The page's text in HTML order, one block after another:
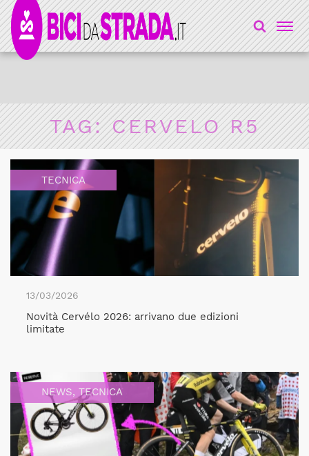
TAG:CERVELO R5
TECNICA
13/03/2026
Novità Cervélo 2026: arrivano due edizioni
limitate
NEWS, TECNICA